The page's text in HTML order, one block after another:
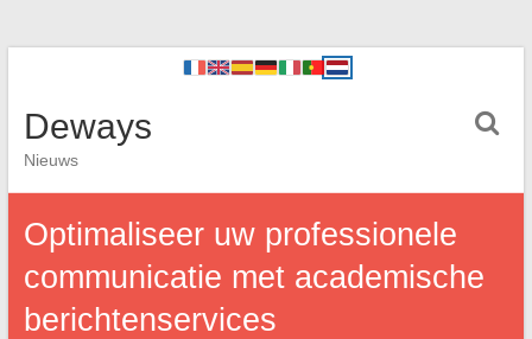
Deways
Nieuws
Optimaliseer uw professionele
communicatie met academische
berichtenservices